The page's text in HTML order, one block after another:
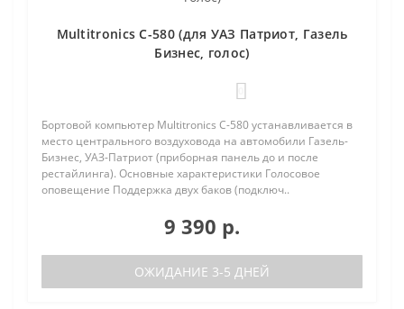
Multitronics C-580 (для УАЗ Патриот, Газель
Бизнес, голос)
Бортовой компьютер Multitronics C-580 устанавливается в
место центрального воздуховода на автомобили Газель-
Бизнес, УАЗ-Патриот (приборная панель до и после
рестайлинга). Основные характеристики Голосовое
оповещение Поддержка двух баков (подключ..
9 390 р.
ОЖИДАНИЕ 3-5 ДНЕЙ